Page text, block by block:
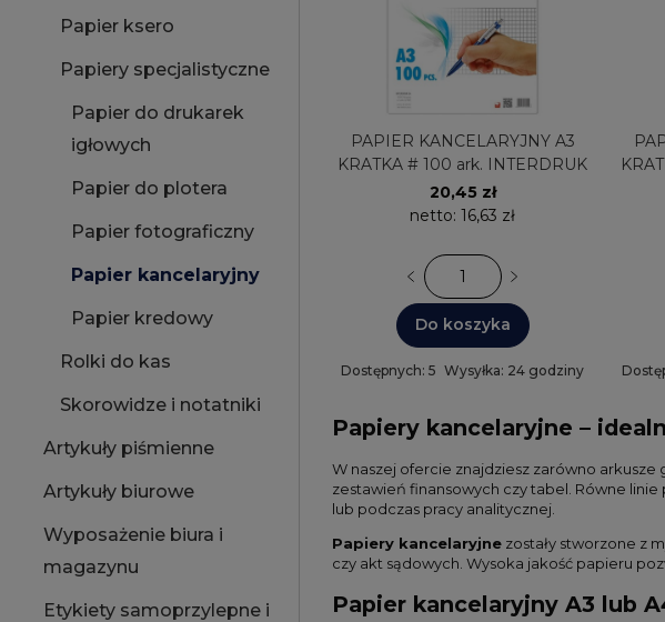
Papier ksero
Papiery specjalistyczne
Papier do drukarek
igłowych
Papier do plotera
Papier fotograficzny
Papier kancelaryjny
Papier kredowy
Rolki do kas
Skorowidze i notatniki
Artykuły piśmienne
Artykuły biurowe
Wyposażenie biura i
magazynu
Etykiety samoprzylepne i
PAPIER KANCELARYJNY A3
KRATKA # 100 ark. INTERDRUK
20,45 zł
netto: 16,63 zł
Do koszyka
Dostępnych: 5 Wysyłka: 24 godziny
Papiery kancelaryjne –
W naszej ofercie znajdziesz zarówno arkusze
zestawień finansowych czy tabel. Równe
lub podczas pracy analitycznej.
Papiery kancelaryjne zostały stworzone z
czy akt sądowych. Wysoka jakość papieru
Papier kancelaryjny A3 lub